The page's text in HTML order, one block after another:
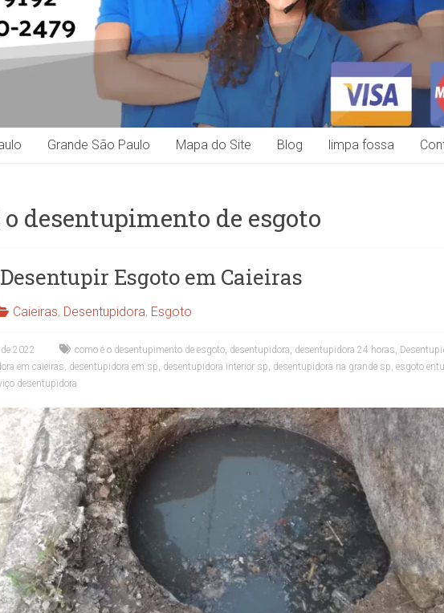
Grande São Paulo Mapa do Site Blog limpa fossa
o desentupimento de esgoto
Esgoto em Caieiras
Caieiras, Desentupidora, Esgoto
2022 como é o desentupimento de esgoto, desentupidora, desentupidora 24 horas,
em caieiras, desentupidora em sp, desentupidora interior sp, desentupidora na grande sp, esgoto
desentupidora